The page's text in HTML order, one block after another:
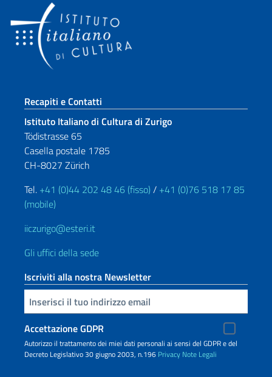
Sezione footer
Recapiti e Contatti
Istituto Italiano di Cultura di Zurigo
Tödistrasse 65
Casella postale 1785
CH-8027 Zürich
Tel. +41 (0)44 202 48 46 (fisso) / +41 (0)76 518 17 85
(mobile)
iiczurigo@esteri.it
Gli uffici della sede
Iscriviti alla nostra Newsletter
Inserisci la tua email
Accettazione GDPR
Autorizzo il trattamento dei miei dati personali ai sensi del GDPR e del
Decreto Legislativo 30 giugno 2003, n.196 Privacy Note Legali